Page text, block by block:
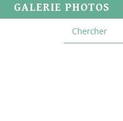
GALERIE PHOTOS